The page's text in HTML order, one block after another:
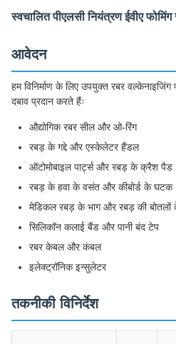
स्वचालित पीएलसी नियंत्रण ईवीए
आवेदन
हम विनिर्माण के लिए उपयुक्त रबर
दबाव प्रदान करते हैंः
औद्योगिक रबर सील और ओ-रिंग
रबड़ के गद्दे और एस्केलेटर हैंडल
ऑटोमोबाइल पार्ट्स और रबड़ के क्रैश पैड
रबड़ के हवा के वसंत और कीबोर्ड के घटक
मेडिकल रबड़ के भाग और रबड़ की
सिलिकॉन कलाई बैंड और पानी बंद टेप
रबर केबल और कंबल
इलेक्ट्रॉनिक इन्सुलेटर
तकनीकी विनिर्देश